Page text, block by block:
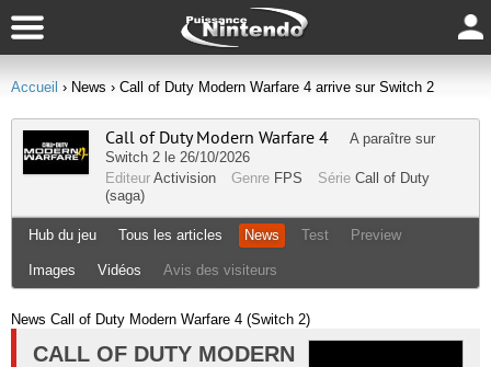
Accueil › News › Call of Duty Modern Warfare 4 arrive sur Switch 2
Call of Duty Modern Warfare 4
A paraître sur
Switch 2 le 26/10/2026
Editeur Activision Genre FPS Série Call of Duty
(saga)
Hub du jeu Tous les articles News Test Preview
Images Vidéos Avis des visiteurs
News Call of Duty Modern Warfare 4 (Switch 2)
CALL OF DUTY MODERN